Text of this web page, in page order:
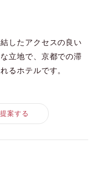
したアクセスの良い
立地で、京都での滞
るホテルです。
案する